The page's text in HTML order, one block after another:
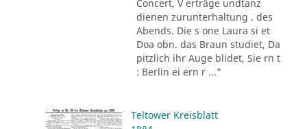
Concert, V erträge undtanz
dienen zurunterhaltung . des
Abends. Die s one Laura si et
Doa obn. das Braun studiet, Da
pitzlich ihr Auge blidet, Sie rn t
: Berlin ei ern r ..."
Teltower Kreisblatt